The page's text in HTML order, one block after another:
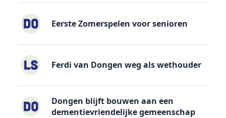
Eerste Zomerspelen voor senioren
Ferdi van Dongen weg als wethouder
Dongen blijft bouwen aan een
dementievriendelijke gemeenschap